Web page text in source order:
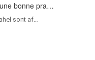
bonne pra…
sont af…